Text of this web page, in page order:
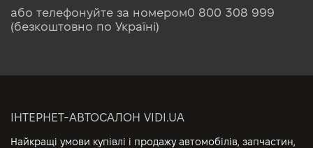
або телефонуйте за номером0 800 308 999
(безкоштовно по Україні)
ІНТЕРНЕТ-АВТОСАЛОН VIDI.UA
Найкращі умови купівлі і продажу автомобілів, запчастин,